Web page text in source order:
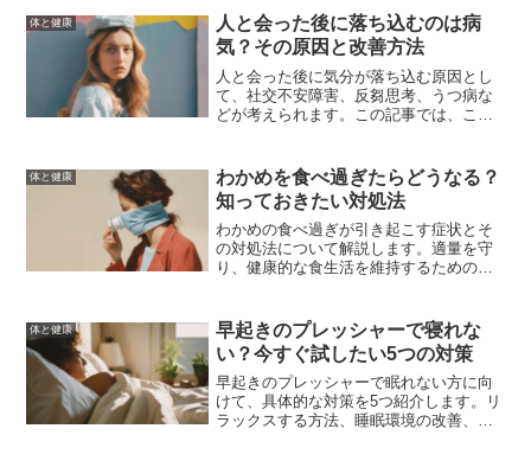
体と健康
人と会った後に落ち込むのは病
気？その原因と改善方法
人と会った後に気分が落ち込む原因とし
て、社交不安障害、反芻思考、うつ病な
どが考えられます。この記事では、これ
方法を紹介します。
体と健康
わかめを食べ過ぎたらどうなる？
知っておきたい対処法
わかめの食べ過ぎが引き起こす症状とそ
の対処法について解説します。適量を守
り、健康的な食生活を維持するためのポ
体と健康
早起きのプレッシャーで寝れな
い？今すぐ試したい5つの対策
早起きのプレッシャーで眠れない方に向
けて、具体的な対策を5つ紹介します。リ
ラックスする方法、睡眠環境の改善、ス